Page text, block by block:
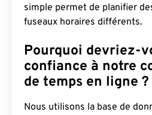
simple permet de planifier
fuseaux horaires différents.
Pourquoi devriez-
confiance à notre
de temps en ligne ?
Nous utilisons la base de